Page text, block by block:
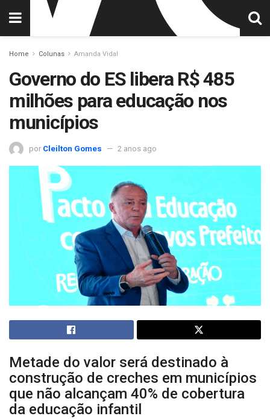
Home Colunas Amanda Vidal
Governo do ES libera R$ 485
milhões para educação nos
municípios
por Cleilton Gomes 2 anos ago
Metade do valor será destinado à
construção de creches em municípios
que não alcançam 40% de cobertura
da educação infantil